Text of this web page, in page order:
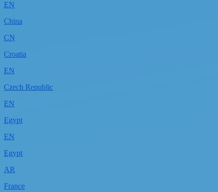
EN
China
CN
Croatia
EN
Czech Republic
EN
Egypt
EN
Egypt
AR
France